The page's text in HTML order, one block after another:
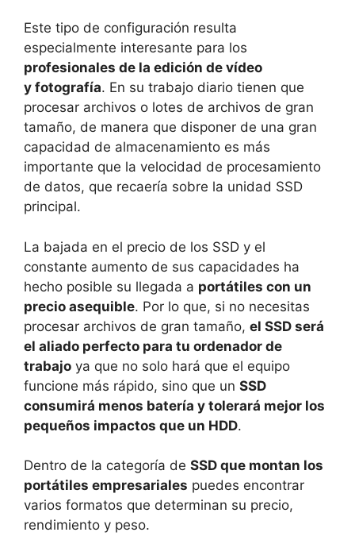
Este tipo de configuración resulta
especialmente interesante para los
profesionales de la edición de vídeo
y fotografía. En su trabajo diario tienen que
procesar archivos o lotes de archivos de gran
tamaño, de manera que disponer de una gran
capacidad de almacenamiento es más
importante que la velocidad de procesamiento
de datos, que recaería sobre la unidad SSD
principal.
La bajada en el precio de los SSD y el
constante aumento de sus capacidades ha
hecho posible su llegada a portátiles con un
precio asequible. Por lo que, si no necesitas
procesar archivos de gran tamaño, el SSD será
el aliado perfecto para tu ordenador de
trabajo ya que no solo hará que el equipo
funcione más rápido, sino que un SSD
consumirá menos batería y tolerará mejor los
pequeños impactos que un HDD.
Dentro de la categoría de SSD que montan los
portátiles empresariales puedes encontrar
varios formatos que determinan su precio,
rendimiento y peso.